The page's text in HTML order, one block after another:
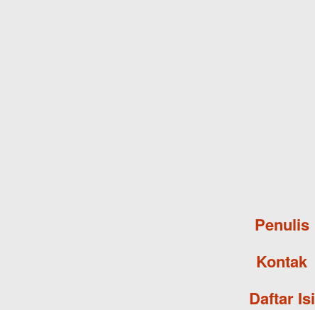
Penulis
Kontak
Daftar Isi